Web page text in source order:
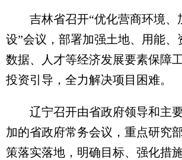
吉林省召开“优化营商环境、
设”会议，部署加强土地、用能、
数据、人才等经济发展要素保障
投资引导，全力解决项目困难。
辽宁召开由省政府领导和主要
加的省政府常务会议，重点研究
策落实落地，明确目标、强化措施